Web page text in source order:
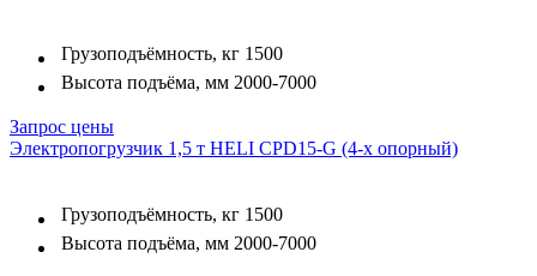
Грузоподъёмность, кг 1500
Высота подъёма, мм 2000-7000
Запрос цены
Электропогрузчик 1,5 т HELI CPD15-G (4-х опорный)
Грузоподъёмность, кг 1500
Высота подъёма, мм 2000-7000